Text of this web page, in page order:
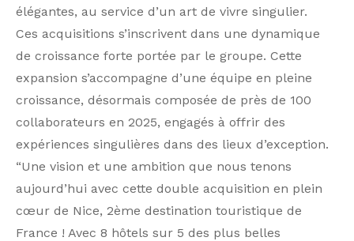
élégantes, au service d’un art de vivre singulier.
Ces acquisitions s’inscrivent dans une dynamique
de croissance forte portée par le groupe. Cette
expansion s’accompagne d’une équipe en pleine
croissance, désormais composée de près de 100
collaborateurs en 2025, engagés à offrir des
expériences singulières dans des lieux d’exception.
“Une vision et une ambition que nous tenons
aujourd’hui avec cette double acquisition en plein
cœur de Nice, 2ème destination touristique de
France ! Avec 8 hôtels sur 5 des plus belles